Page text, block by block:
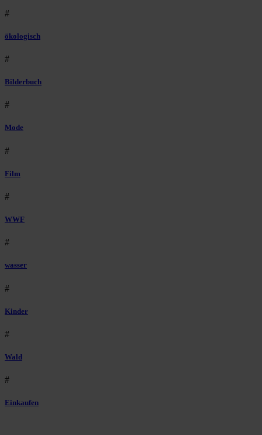
#
ökologisch
#
Bilderbuch
#
Mode
#
Film
#
WWF
#
wasser
#
Kinder
#
Wald
#
Einkaufen